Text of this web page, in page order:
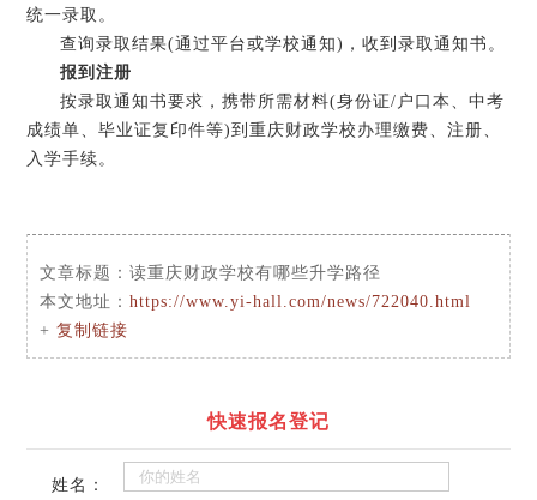
统一录取。
查询录取结果(通过平台或学校通知)，收到录取通知书。
报到注册
按录取通知书要求，携带所需材料(身份证/户口本、中考
成绩单、毕业证复印件等)到重庆财政学校办理缴费、注册、
入学手续。
文章标题：读重庆财政学校有哪些升学路径
本文地址：https://www.yi-hall.com/news/722040.html
+复制链接
快速报名登记
姓名：